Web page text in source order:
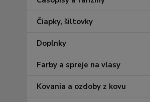
Čiapky, šiltovky
Doplnky
Farby a spreje na vlasy
Kovania a ozdoby z kovu